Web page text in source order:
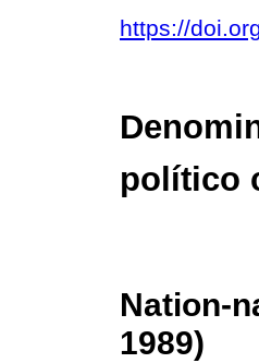
https://
político
Nation-
1989)